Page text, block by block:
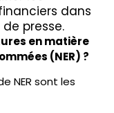
dans
presse.
en matière
(NER) ?
NER sont les